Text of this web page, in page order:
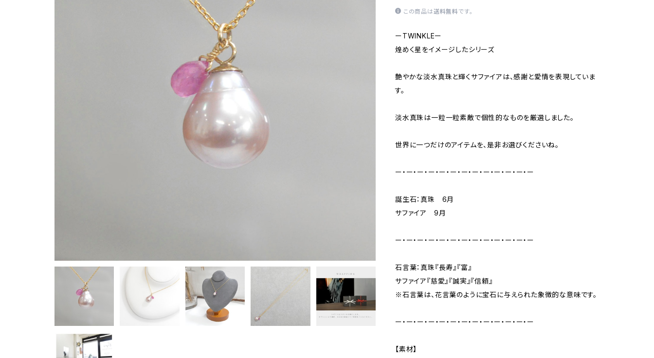
この商品は送料無料です。
ーTWINKLEー
煌めく星をイメージしたシリーズ
艶やかな淡水真珠と輝くサファイアは、感謝と愛情を表現していま
す。
淡水真珠は一粒一粒素敵で個性的なものを厳選しました。
世界に一つだけのアイテムを、是非お選びくださいね。
ー・ー・ー・ー・ー・ー・ー・ー・ー・ー・ー・ー・ー
誕生石：真珠 6月
サファイア 9月
ー・ー・ー・ー・ー・ー・ー・ー・ー・ー・ー・ー・ー
石言葉：真珠『長寿』『富』
サファイア『慈愛』『誠実』『信頼』
※石言葉は、花言葉のように宝石に与えられた象徴的な意味です。
ー・ー・ー・ー・ー・ー・ー・ー・ー・ー・ー・ー・ー
【素材】